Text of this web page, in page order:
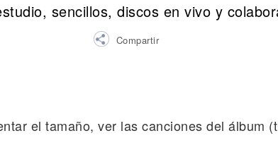
sencillos, discos en vivo y
Compartir
el tamaño, ver las canciones del álbum